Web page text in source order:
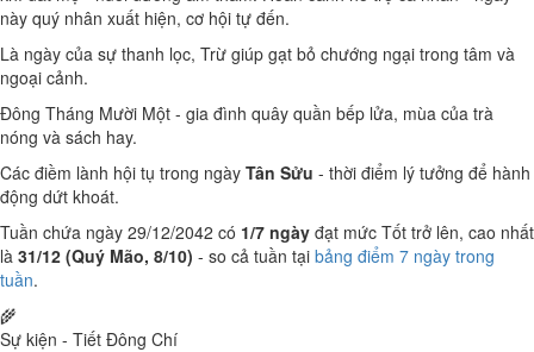
này quý nhân xuất hiện, cơ hội tự đến.
Là ngày của sự thanh lọc, Trừ giúp gạt bỏ chướng ngại trong tâm và
ngoại cảnh.
Đông Tháng Mười Một - gia đình quây quần bếp lửa, mùa của trà
nóng và sách hay.
Các điềm lành hội tụ trong ngày Tân Sửu - thời điểm lý tưởng để hành
động dứt khoát.
Tuần chứa ngày 29/12/2042 có 1/7 ngày đạt mức Tốt trở lên, cao nhất
là 31/12 (Quý Mão, 8/10) - so cả tuần tại bảng điểm 7 ngày trong
tuần.
🌾
Sự kiện - Tiết Đông Chí